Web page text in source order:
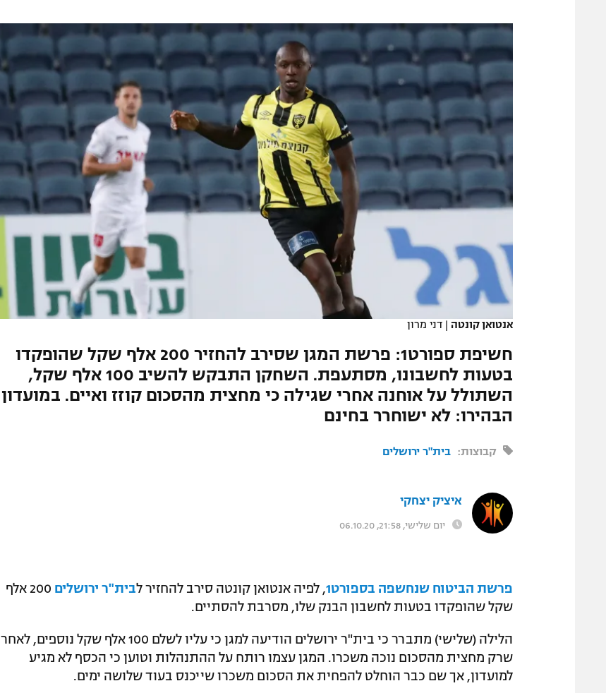
תקנון משתתפים וזוכים בפרסים
תקנון עבור פעילות אלקטרה
תנאי שימוש
מדיניות פרטיות
רשיון להקרנה פומבית לבית עסק
הצטרפות לחבילת הערוצים
לוח דרושים – ג'ובנט
המגזין
הפועל תל אביב
הפועל חיפה
הפועל באר שבע
מכבי נתניה
בני יהודה
ליגה סינית
ליגות נוספות
אנטואן קונטה | דני מרון
חשיפת ספורט1: פרשת המגן שסירב להחזיר 200 אלף שקל שהופקדו
בטעות לחשבונו, מסתעפת. השחקן התבקש להשיב 100 אלף שקל,
השתולל על אוחנה אחרי שגילה כי מחצית מהסכום קוזז ואיים. במועדון
הבהירו: לא ישוחרר בחינם
קבוצות: בית"ר ירושלים
איציק יצחקי
יום שלישי, 21:58, 06.10.20
פרשת הביטוח שנחשפה בספורט1 , לפיה אנטואן קונטה סירב להחזיר לבית"ר ירושלים
200 אלף
שקל שהופקדו בטעות לחשבון הבנק שלו, מסרבת להסתיים.
הלילה (שלישי) מתברר כי בית"ר ירושלים הודיעה למגן כי עליו לשלם 100 אלף שקל נוספים, לאחר
שרק מחצית מהסכום נוכה משכרו. המגן עצמו רותח על ההתנהלות וטוען כי הכסף לא מגיע
למועדון, אך שם כבר הוחלט להפחית את הסכום משכרו שייכנס בעוד שלושה ימים.